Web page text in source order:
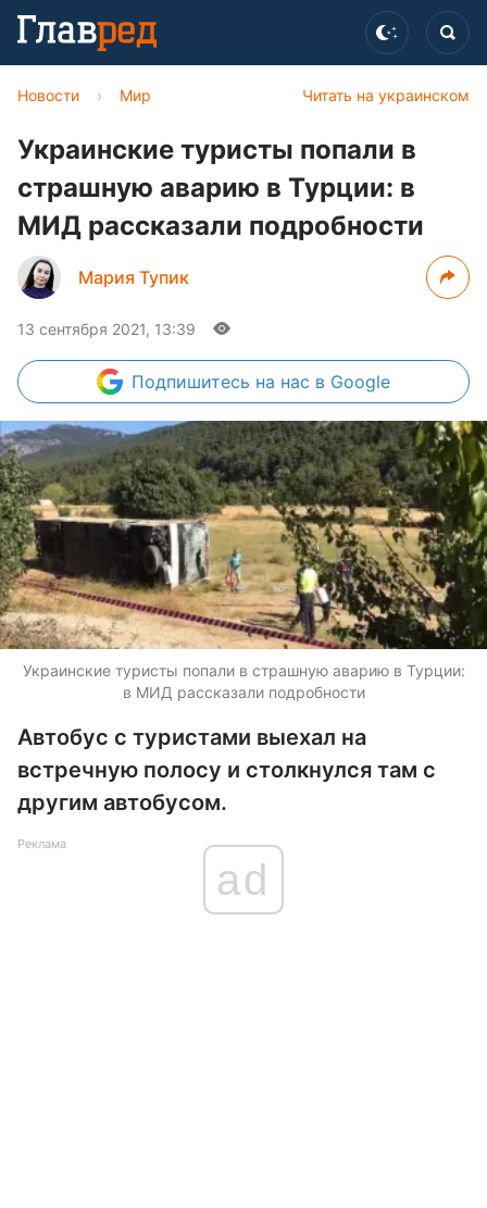
Читать на украинском
Новости › Мир
Украинские туристы попали в
страшную аварию в Турции: в
МИД рассказали подробности
Мария Тупик
13 сентября 2021, 13:39
Подпишитесь на нас в Google
Украинские туристы попали в страшную аварию в Турции:
в МИД рассказали подробности
Автобус с туристами выехал на
встречную полосу и столкнулся там с
другим автобусом.
Реклама
ad